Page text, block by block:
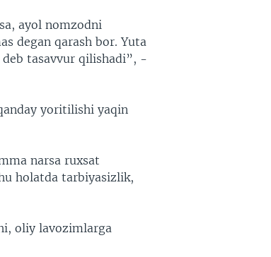
ayol nomzodni
degan qarash bor. Yuta
tasavvur qilishadi”, -
yoritilishi yaqin
narsa ruxsat
holatda tarbiyasizlik,
oliy lavozimlarga